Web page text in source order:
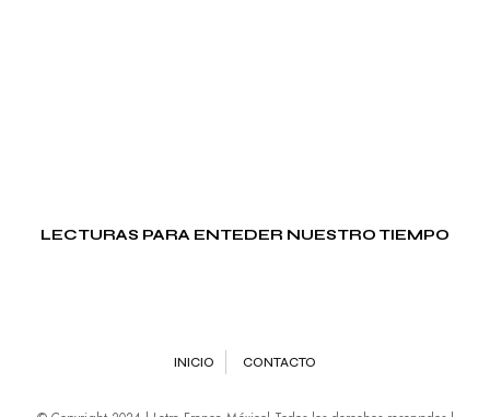
LECTURAS PARA ENTEDER NUESTRO TIEMPO
INICIO CONTACTO